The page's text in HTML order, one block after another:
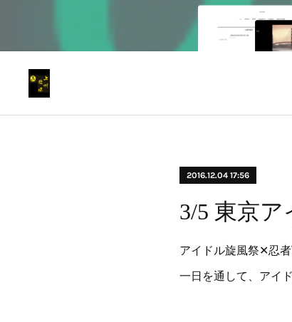
2016.12.04 17:56
3/5 東京
アイドル旋風祭✕忍
一日を通して、アイ